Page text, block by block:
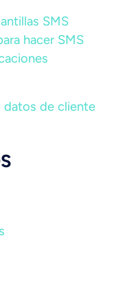
SMS
hacer SMS
datos de cliente